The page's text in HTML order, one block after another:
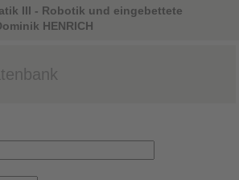
III - Robotik und eingebettete
HENRICH